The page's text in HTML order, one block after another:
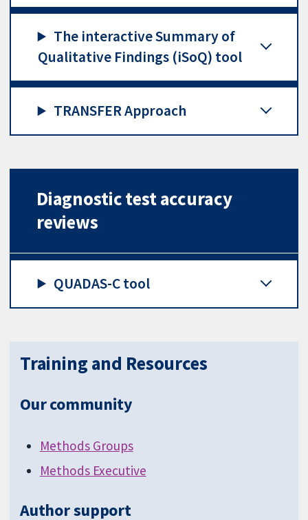
The interactive Summary of
Qualitative Findings (iSoQ) tool
TRANSFER Approach
Diagnostic test accuracy
reviews
QUADAS-C tool
Training and Resources
Our community
Methods Groups
Methods Executive
Author support